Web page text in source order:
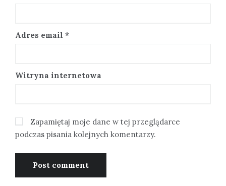
Adres email *
Witryna internetowa
Zapamiętaj moje dane w tej przeglądarce
podczas pisania kolejnych komentarzy.